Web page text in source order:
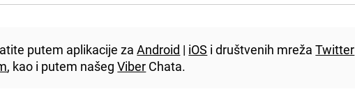
putem aplikacije zaAndroid | iOS i društvenih mrežaTwitter
, kao i putem našegViber Chata.